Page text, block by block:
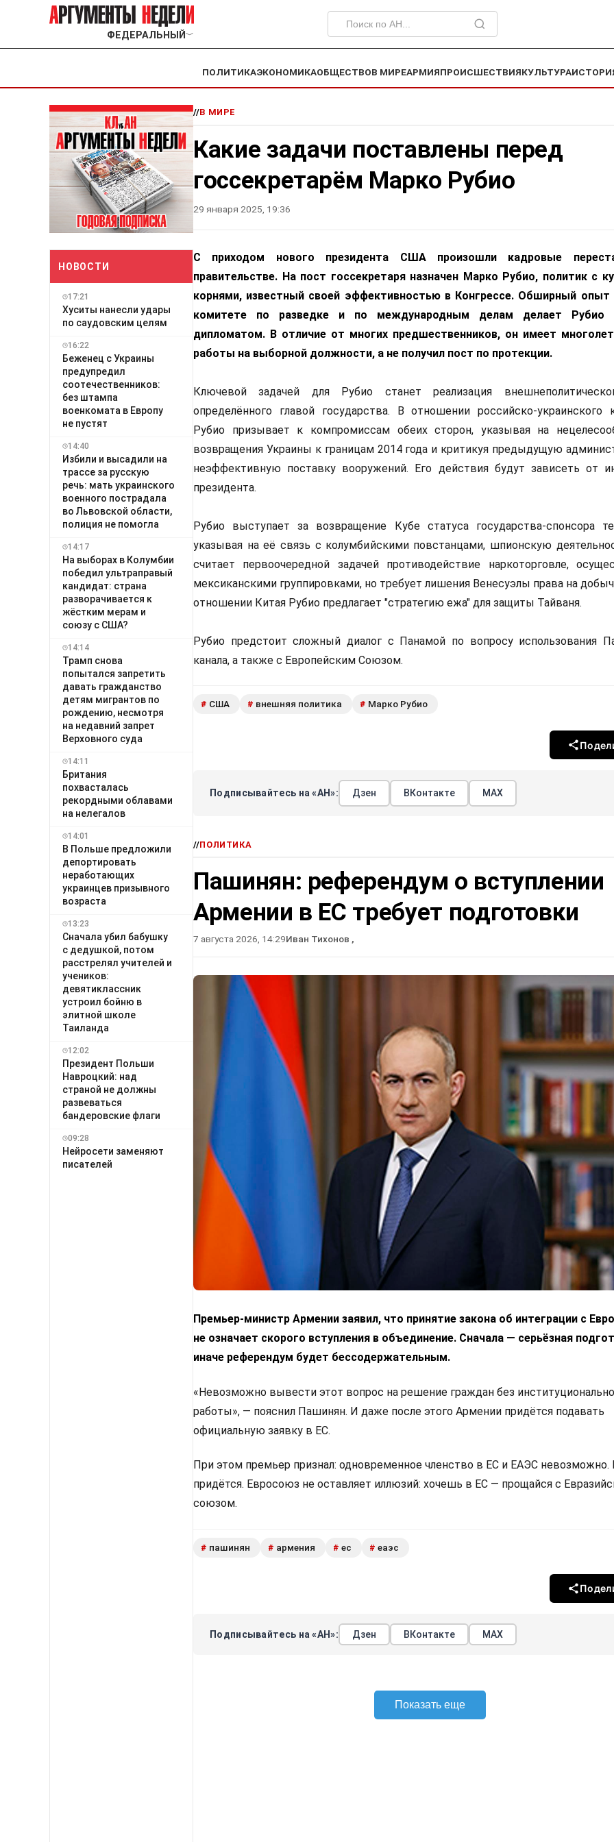
ФЕДЕРАЛЬНЫЙ ﹀
ПОЛИТИКАЭКОНОМИКАОБЩЕСТВОВ МИРЕАРМИЯПРОИСШЕСТВИЯКУЛЬТУРА
НОВОСТИ
17:21
Хуситы нанесли удары
по саудовским целям
16:22
Беженец с Украины
предупредил
соотечественников:
без штампа
военкомата в Европу
не пустят
14:40
Избили и высадили на
трассе за русскую
речь: мать украинского
военного пострадала
во Львовской области,
полиция не помогла
14:17
На выборах в Колумбии
победил ультраправый
кандидат: страна
разворачивается к
жёстким мерам и
союзу с США?
14:14
Трамп снова
попытался запретить
давать гражданство
детям мигрантов по
рождению, несмотря
на недавний запрет
Верховного суда
14:11
Британия
похвасталась
рекордными облавами
на нелегалов
14:01
В Польше предложили
депортировать
неработающих
украинцев призывного
возраста
13:23
Сначала убил бабушку
с дедушкой, потом
расстрелял учителей и
учеников:
девятиклассник
устроил бойню в
элитной школе
Таиланда
12:02
Президент Польши
Навроцкий: над
страной не должны
развеваться
бандеровские флаги
09:28
Нейросети заменяют
писателей
//В МИРЕ
Какие задачи поставлены перед
госсекретарём Марко Рубио
29 января 2025, 19:36
С приходом нового президента США произошли кадровые
правительстве. На пост госсекретаря назначен Марко Рубио, политик с
корнями, известный своей эффективностью в Конгрессе. Обширный
комитете по разведке и по международным делам делает Рубио
дипломатом. В отличие от многих предшественников, он имеет
работы на выборной должности, а не получил пост по протекции.
Ключевой задачей для Рубио станет реализация
определённого главой государства. В отношении российско-украинского
Рубио призывает к компромиссам обеих сторон, указывая на
возвращения Украины к границам 2014 года и критикуя предыдущую
неэффективную поставку вооружений. Его действия будут зависеть от
президента.
Рубио выступает за возвращение Кубе статуса государства-спонсора
указывая на её связь с колумбийскими повстанцами, шпионскую
считает первоочередной задачей противодействие наркоторговле,
мексиканскими группировками, но требует лишения Венесуэлы права на
отношении Китая Рубио предлагает "стратегию ежа" для защиты Тайваня.
Рубио предстоит сложный диалог с Панамой по вопросу использования
канала, а также с Европейским Союзом.
# США # внешняя политика # Марко Рубио
Подписывайтесь на «АН»: Дзен ВКонтакте МАХ
//ПОЛИТИКА
Пашинян: референдум о вступлении
Армении в ЕС требует подготовки
7 августа 2026, 14:29Иван Тихонов ,
Премьер-министр Армении заявил, что принятие закона об интеграции с
не означает скорого вступления в объединение. Сначала — серьёзная
иначе референдум будет бессодержательным.
«Невозможно вывести этот вопрос на решение граждан без
работы», — пояснил Пашинян. И даже после этого Армении придётся подавать
официальную заявку в ЕС.
При этом премьер признал: одновременное членство в ЕС и ЕАЭС невозможно.
придётся. Евросоюз не оставляет иллюзий: хочешь в ЕС — прощайся с
союзом.
# пашинян # армения # ес # еаэс
Подписывайтесь на «АН»: Дзен ВКонтакте МАХ
Показать еще